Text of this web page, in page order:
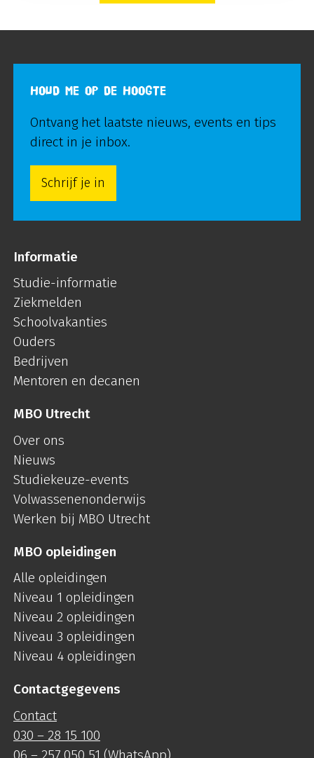
HOUD ME OP DE HOOGTE
Ontvang het laatste nieuws, events en tips
direct in je inbox.
Schrijf je in
Informatie
Studie-informatie
Ziekmelden
Schoolvakanties
Ouders
Bedrijven
Mentoren en decanen
MBO Utrecht
Over ons
Nieuws
Studiekeuze-events
Volwassenenonderwijs
Werken bij MBO Utrecht
MBO opleidingen
Alle opleidingen
Niveau 1 opleidingen
Niveau 2 opleidingen
Niveau 3 opleidingen
Niveau 4 opleidingen
Contactgegevens
Contact
030 – 28 15 100
06 – 257 050 51 (WhatsApp)